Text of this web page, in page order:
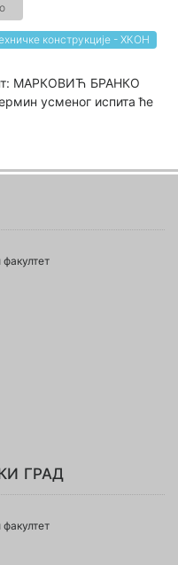
конструкције - ХКОН
МАРКОВИЋ БРАНКО
усменог испита ће
град